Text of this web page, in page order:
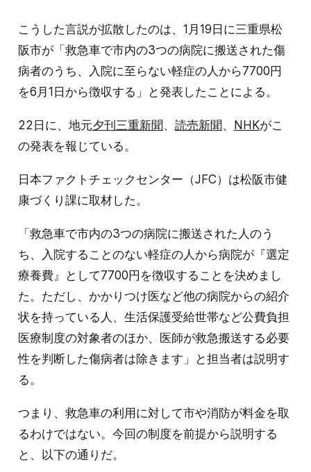
こうした言説が拡散したのは、1月19日に三重県松
阪市が「救急車で市内の3つの病院に搬送された傷
病者のうち、入院に至らない軽症の人から7700円
を6月1日から徴収する」と発表したことによる。
22日に、地元夕刊三重新聞 、 読売新聞 、 NHKがこ
の発表を報じている。
日本ファクトチェックセンター（JFC）は松阪市健
康づくり課に取材した。
「救急車で市内の3つの病院に搬送された人のう
ち、入院することのない軽症の人から病院が『選定
療養費』として7700円を徴収することを決めまし
た。ただし、かかりつけ医など他の病院からの紹介
状を持っている人、生活保護受給世帯など公費負担
医療制度の対象者のほか、医師が救急搬送する必要
性を判断した傷病者は除きます」と担当者は説明す
る。
つまり、救急車の利用に対して市や消防が料金を取
るわけではない。今回の制度を前提から説明する
と、以下の通りだ。